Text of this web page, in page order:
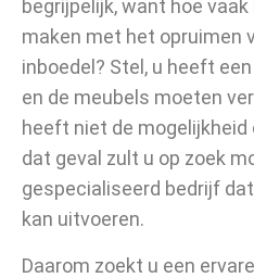
begrijpelijk, want hoe
maken met het opruimen
inboedel? Stel, u heeft
en de meubels moeten
heeft niet de
dat geval zult u op zoek
gespecialiseerd bedrijf
kan uitvoeren.
Daarom zoekt u een